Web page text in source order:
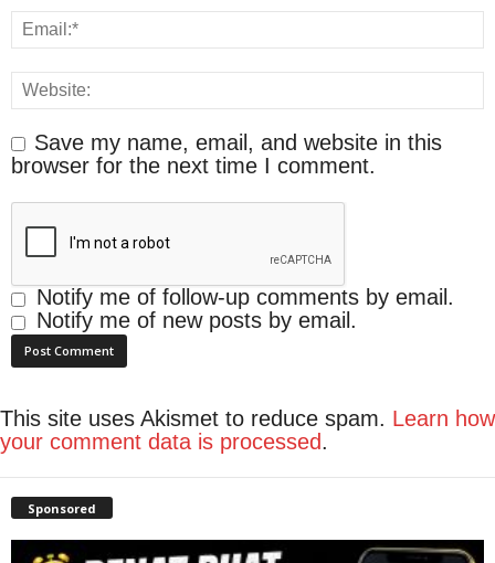
Save my name, email, and website in this
browser for the next time I comment.
Notify me of follow-up comments by email.
Notify me of new posts by email.
This site uses Akismet to reduce spam. Learn how
your comment data is processed.
Sponsored